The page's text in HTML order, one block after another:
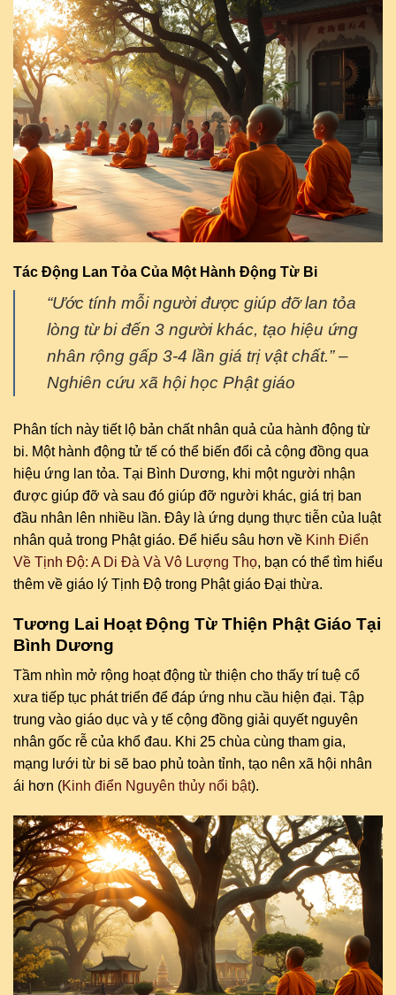
Tác Động Lan Tỏa Của Một Hành Động Từ Bi
“Ước tính mỗi người được giúp đỡ lan tỏa
lòng từ bi đến 3 người khác, tạo hiệu ứng
nhân rộng gấp 3-4 lần giá trị vật chất.” –
Nghiên cứu xã hội học Phật giáo
Phân tích này tiết lộ bản chất nhân quả của hành động từ
bi. Một hành động tử tế có thể biến đổi cả cộng đồng qua
hiệu ứng lan tỏa. Tại Bình Dương, khi một người nhận
được giúp đỡ và sau đó giúp đỡ người khác, giá trị ban
đầu nhân lên nhiều lần. Đây là ứng dụng thực tiễn của luật
nhân quả trong Phật giáo. Để hiểu sâu hơn về Kinh Điển
Về Tịnh Độ: A Di Đà Và Vô Lượng Thọ, bạn có thể tìm hiểu
thêm về giáo lý Tịnh Độ trong Phật giáo Đại thừa.
Tương Lai Hoạt Động Từ Thiện Phật Giáo Tại
Bình Dương
Tầm nhìn mở rộng hoạt động từ thiện cho thấy trí tuệ cổ
xưa tiếp tục phát triển để đáp ứng nhu cầu hiện đại. Tập
trung vào giáo dục và y tế cộng đồng giải quyết nguyên
nhân gốc rễ của khổ đau. Khi 25 chùa cùng tham gia,
mạng lưới từ bi sẽ bao phủ toàn tỉnh, tạo nên xã hội nhân
ái hơn (Kinh điển Nguyên thủy nổi bật).